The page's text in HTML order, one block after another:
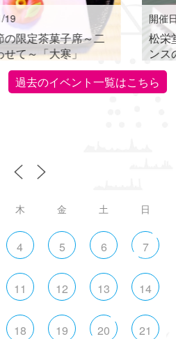
19
の限定茶菓子席～二
せて～「大寒」
開催
松栄
ンス
世界
過去のイベント一覧はこちら
木 金 土 日
4 5 6 7
11 12 13 14
18 19 20 21